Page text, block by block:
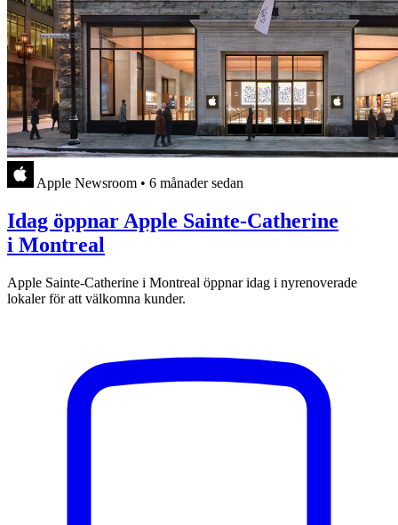
Apple Newsroom • 6 månader sedan
Idag öppnar Apple Sainte-Catherine
i Montreal
Apple Sainte-Catherine i Montreal öppnar idag i nyrenoverade
lokaler för att välkomna kunder.